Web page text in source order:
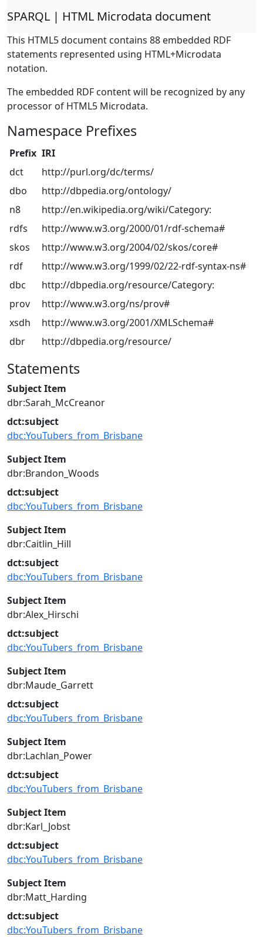
SPARQL | HTML Microdata document
This HTML5 document contains 88 embedded RDF
statements represented using HTML+Microdata
notation.
The embedded RDF content will be recognized by any
processor of HTML5 Microdata.
Namespace Prefixes
Prefix IRI
dct
http://purl.org/dc/terms/
dbo
http://dbpedia.org/ontology/
n8
http://en.wikipedia.org/wiki/Category:
rdfs
http://www.w3.org/2000/01/rdf-schema#
skos
http://www.w3.org/2004/02/skos/core#
rdf
http://www.w3.org/1999/02/22-rdf-syntax-ns#
dbc
http://dbpedia.org/resource/Category:
prov
http://www.w3.org/ns/prov#
xsdh
http://www.w3.org/2001/XMLSchema#
dbr
http://dbpedia.org/resource/
Statements
Subject Item
dbr:Sarah_McCreanor
dct:subject
dbc:YouTubers_from_Brisbane
Subject Item
dbr:Brandon_Woods
dct:subject
dbc:YouTubers_from_Brisbane
Subject Item
dbr:Caitlin_Hill
dct:subject
dbc:YouTubers_from_Brisbane
Subject Item
dbr:Alex_Hirschi
dct:subject
dbc:YouTubers_from_Brisbane
Subject Item
dbr:Maude_Garrett
dct:subject
dbc:YouTubers_from_Brisbane
Subject Item
dbr:Lachlan_Power
dct:subject
dbc:YouTubers_from_Brisbane
Subject Item
dbr:Karl_Jobst
dct:subject
dbc:YouTubers_from_Brisbane
Subject Item
dbr:Matt_Harding
dct:subject
dbc:YouTubers_from_Brisbane